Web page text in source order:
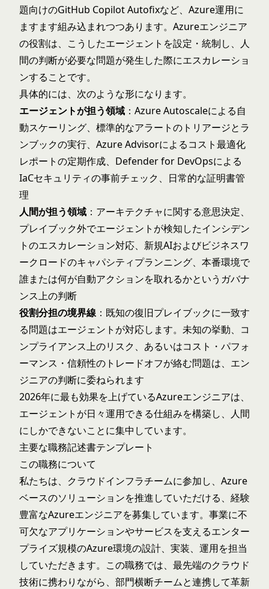
題向けのGitHub Copilot Autofixなど、Azure運用に
ますます組み込まれつつあります。Azureエンジニア
の役割は、こうしたエージェントを設定・統制し、人
間の判断が必要な問題が発生した際にエスカレーショ
ンすることです。
具体的には、次のような形になります。
エージェントが担う領域 ：Azure Autoscaleによる自
動スケーリング、標準的なアラートのトリアージとラ
ンブックの実行、Azure Advisorによるコスト最適化
レポートの定期作成、Defender for DevOpsによる
IaCセキュリティの事前チェック、日常的な証明書管
理
人間が担う領域 ：アーキテクチャに関する意思決定、
プレイブック外でエージェントが検知したインシデン
トのエスカレーション対応、新規AIおよびビジネスワ
ークロードのキャパシティプランニング、本番環境で
誰または何が自動アクションを取れるかというガバナ
ンス上の判断
役割分担の境界線 ：既知の復旧プレイブックに一致す
る問題はエージェントが対応します。未知の挙動、コ
ンプライアンス上のリスク、あるいはコスト・パフォ
ーマンス・信頼性のトレードオフが絡む問題は、エン
ジニアの判断に委ねられます
2026年に最も効果を上げているAzureエンジニアは、
エージェントが日々運用できる仕組みを構築し、人間
にしかできないことに集中しています。
主要な職務記述書テンプレート
この職務について
私たちは、クラウドインフラチームに参加し、Azure
ベースのソリューションを推進していただける、経験
豊富なAzureエンジニアを募集しています。事業に不
可欠なアプリケーションやサービスを支えるエンター
プライズ規模のAzure環境の設計、実装、運用を担当
していただきます。この職務では、最先端のクラウド
技術に携わりながら、部門横断チームと連携して革新